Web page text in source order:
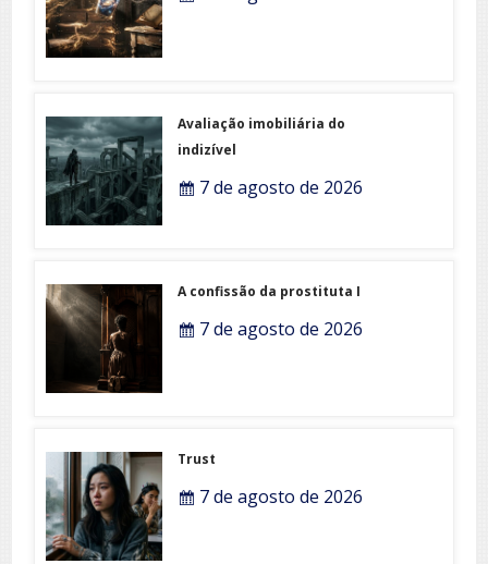
Avaliação imobiliária do
indizível
7 de agosto de 2026
A confissão da prostituta I
7 de agosto de 2026
Trust
7 de agosto de 2026